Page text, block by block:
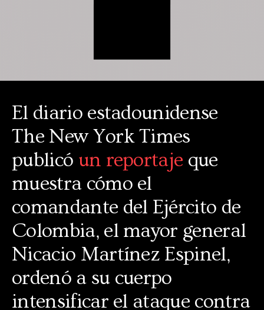
El diario estadounidense
The New York Times
publicó un reportaje que
muestra cómo el
comandante del Ejército de
Colombia, el mayor general
Nicacio Martínez Espinel,
ordenó a su cuerpo
intensificar el ataque contra